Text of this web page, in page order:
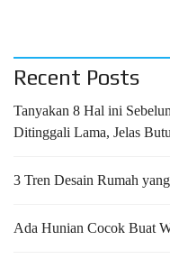
Recent Posts
Tanyakan 8 Hal ini
Ditinggali Lama, Jelas
3 Tren Desain Rumah
Ada Hunian Cocok Buat